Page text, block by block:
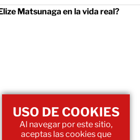
Matsunaga en la vida real?
USO DE COOKIES
Al navegar por este sitio,
aceptas las cookies que